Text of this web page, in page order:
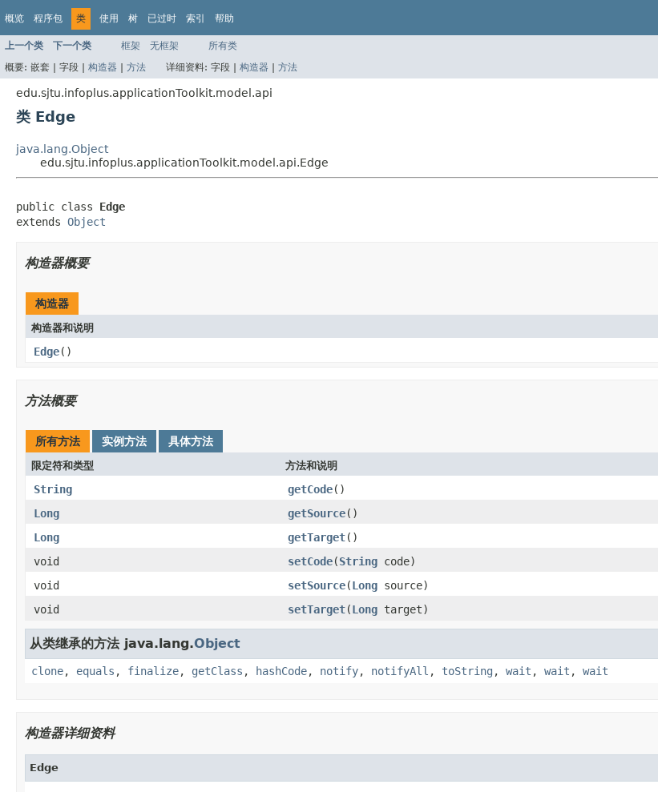
概览 程序包 类 使用 树 已过时 索引 帮助
上一个类 下一个类 框架 无框架
所有类
概要: 嵌套 | 字段 | 构造器 | 方法 详细资料: 字段 | 构造器 | 方法
edu.sjtu.infoplus.applicationToolkit.model.api
类 Edge
java.lang.Object
edu.sjtu.infoplus.applicationToolkit.model.api.Edge
public class Edge
extends Object
构造器概要
构造器
构造器和说明
Edge()
方法概要
所有方法 实例方法 具体方法
限定符和类型 方法和说明
String getCode()
Long
getSource()
Long
getTarget()
void
setCode(String code)
void
setSource(Long source)
void
setTarget(Long target)
从类继承的方法 java.lang.Object
clone, equals , finalize, getClass , hashCode, notify, notifyAll , toString , wait , wait , wait
构造器详细资料
Edge